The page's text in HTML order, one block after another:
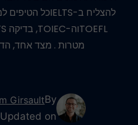
מטרות . מצד אחד,
By
Girsault
Updated on פברואר 2, 2025